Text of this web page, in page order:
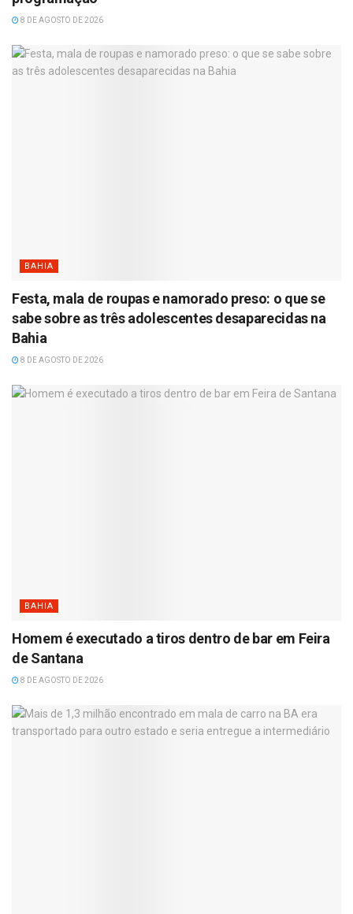
8 DE AGOSTO DE 2026
BAHIA
Festa, mala de roupas e namorado preso: o que se
sabe sobre as três adolescentes desaparecidas na
Bahia
8 DE AGOSTO DE 2026
BAHIA
Homem é executado a tiros dentro de bar em Feira
de Santana
8 DE AGOSTO DE 2026